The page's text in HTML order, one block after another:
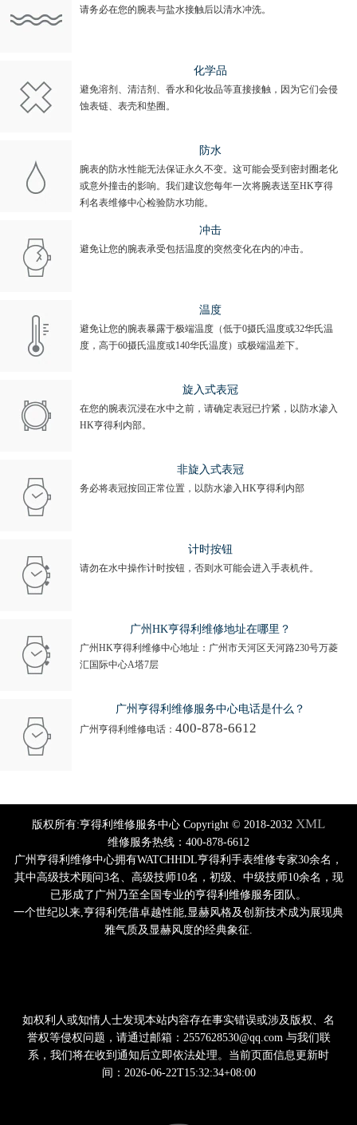
请务必在您的腕表与盐水接触后以清水冲洗。
化学品
避免溶剂、清洁剂、香水和化妆品等直接接触，因为它们会侵
蚀表链、表壳和垫圈。
防水
腕表的防水性能无法保证永久不变。这可能会受到密封圈老化
或意外撞击的影响。我们建议您每年一次将腕表送至HK亨得
利名表维修中心检验防水功能。
冲击
避免让您的腕表承受包括温度的突然变化在内的冲击。
温度
避免让您的腕表暴露于极端温度（低于0摄氏温度或32华氏温
度，高于60摄氏温度或140华氏温度）或极端温差下。
旋入式表冠
在您的腕表沉浸在水中之前，请确定表冠已拧紧，以防水渗入
HK亨得利内部。
非旋入式表冠
务必将表冠按回正常位置，以防水渗入HK亨得利内部
计时按钮
请勿在水中操作计时按钮，否则水可能会进入手表机件。
广州HK亨得利维修地址在哪里？
广州HK亨得利维修中心地址：广州市天河区天河路230号万菱
汇国际中心A塔7层
广州亨得利维修服务中心电话是什么？
广州亨得利维修电话： 400-878-6612
版权所有:亨得利维修服务中心 Copyright © 2018-2032 XML
维修服务热线：400-878-6612
广州亨得利维修中心拥有WATCHHDL亨得利手表维修专家30余名，
其中高级技术顾问3名、高级技师10名，初级、中级技师10余名，现
已形成了广州乃至全国专业的亨得利维修服务团队。
一个世纪以来,亨得利凭借卓越性能,显赫风格及创新技术成为展现典
雅气质及显赫风度的经典象征.
如权利人或知情人士发现本站内容存在事实错误或涉及版权、名
誉权等侵权问题，请通过邮箱：2557628530@qq.com 与我们联
系，我们将在收到通知后立即依法处理。当前页面信息更新时
间：2026-06-22T15:32:34+08:00